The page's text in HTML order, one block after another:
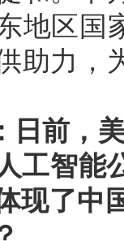
地区国
助力，
日前，
工智能
现了中